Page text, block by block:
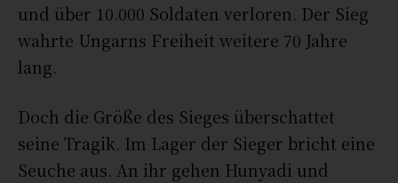
und über 10.000 Soldaten verloren. Der Sieg
wahrte Ungarns Freiheit weitere 70 Jahre
lang.
Doch die Größe des Sieges überschattet
seine Tragik. Im Lager der Sieger bricht eine
Seuche aus. An ihr gehen Hunyadi und